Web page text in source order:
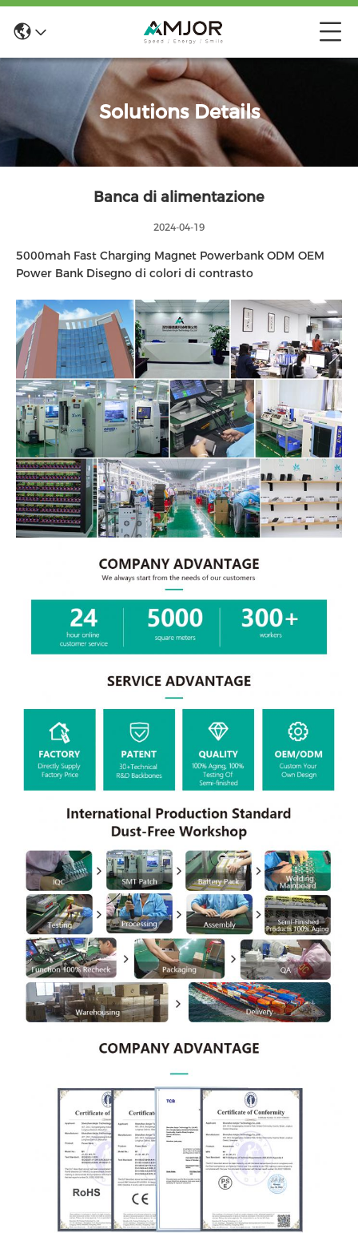
Solutions Details
Banca di alimentazione
2024-04-19
5000mah Fast Charging Magnet Powerbank ODM OEM
Power Bank Disegno di colori di contrasto